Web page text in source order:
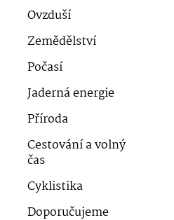
Ovzduší
Zemědělství
Počasí
Jaderná energie
Příroda
Cestování a volný
čas
Cyklistika
Doporučujeme